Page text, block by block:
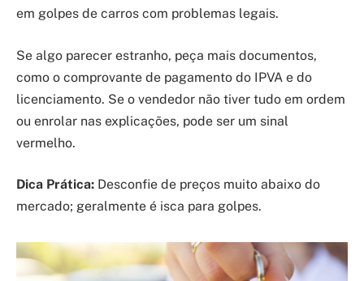
em golpes de carros com problemas legais.
Se algo parecer estranho, peça mais documentos,
como o comprovante de pagamento do IPVA e do
licenciamento. Se o vendedor não tiver tudo em ordem
ou enrolar nas explicações, pode ser um sinal
vermelho.
Dica Prática: Desconfie de preços muito abaixo do
mercado; geralmente é isca para golpes.